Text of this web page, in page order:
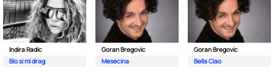
Indira Radic
Bio si mi drag
Goran Bregovic
Mesecina
Goran Bregovic
Bella Ciao